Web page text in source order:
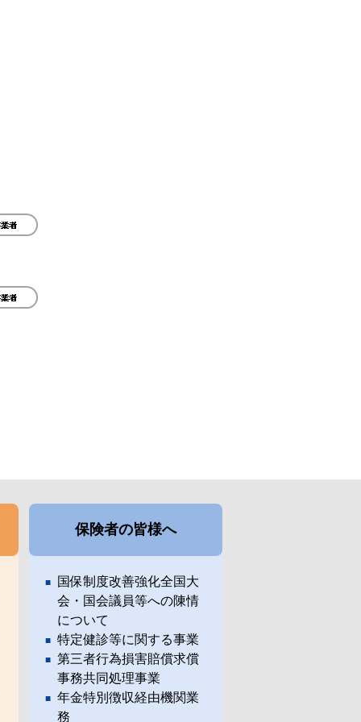
保険者の皆様へ
国保制度改善強化全国大
会・国会議員等への陳情
について
特定健診等に関する事業
第三者行為損害賠償求償
事務共同処理事業
年金特別徴収経由機関業
務